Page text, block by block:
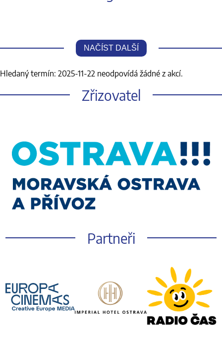
NAČÍST DALŠÍ
Hledaný termín: 2025-11-22 neodpovídá žádné z akcí.
Zřizovatel
Partneři